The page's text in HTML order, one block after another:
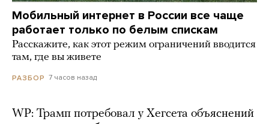
Мобильный интернет в России все чаще
работает только по белым спискам
Расскажите, как этот режим ограничений вводится
там, где вы живете
РАЗБОР 7 часов назад
WP: Трамп потребовал у Хегсета объяснений